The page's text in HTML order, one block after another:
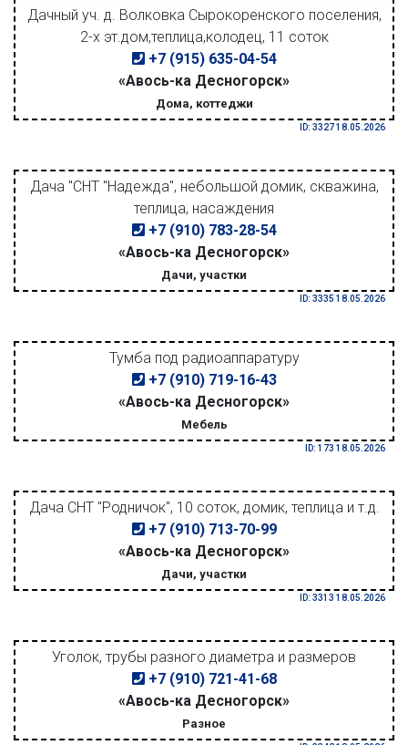
Дачный уч. д. Волковка Сырокоренского поселения,
2-х эт.дом,теплица,колодец, 11 соток
+7 (915) 635-04-54
«Авось-ка Десногорск»
Дома, коттеджи
ID: 3327 18.05.2026
Дача "СНТ "Надежда", небольшой домик, скважина,
теплица, насаждения
+7 (910) 783-28-54
«Авось-ка Десногорск»
Дачи, участки
ID: 3335 18.05.2026
Тумба под радиоаппаратуру
+7 (910) 719-16-43
«Авось-ка Десногорск»
Мебель
ID: 173 18.05.2026
Дача СНТ "Родничок", 10 соток, домик, теплица и т.д.
+7 (910) 713-70-99
«Авось-ка Десногорск»
Дачи, участки
ID: 3313 18.05.2026
Уголок, трубы разного диаметра и размеров
+7 (910) 721-41-68
«Авось-ка Десногорск»
Разное